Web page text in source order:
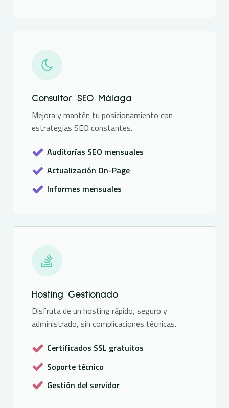
Consultor SEO Málaga
Mejora y mantén tu posicionamiento con
estrategias SEO constantes.
Auditorías SEO mensuales
Actualización On-Page
Informes mensuales
Hosting Gestionado
Disfruta de un hosting rápido, seguro y
administrado, sin complicaciones técnicas.
Certificados SSL gratuitos
Soporte técnico
Gestión del servidor